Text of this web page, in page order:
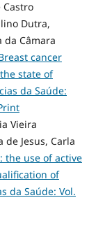
Castro
Dutra,
da Câmara
cancer
state of
da Saúde:
Vieira
Jesus, Carla
the use of active
of
da Saúde: Vol.